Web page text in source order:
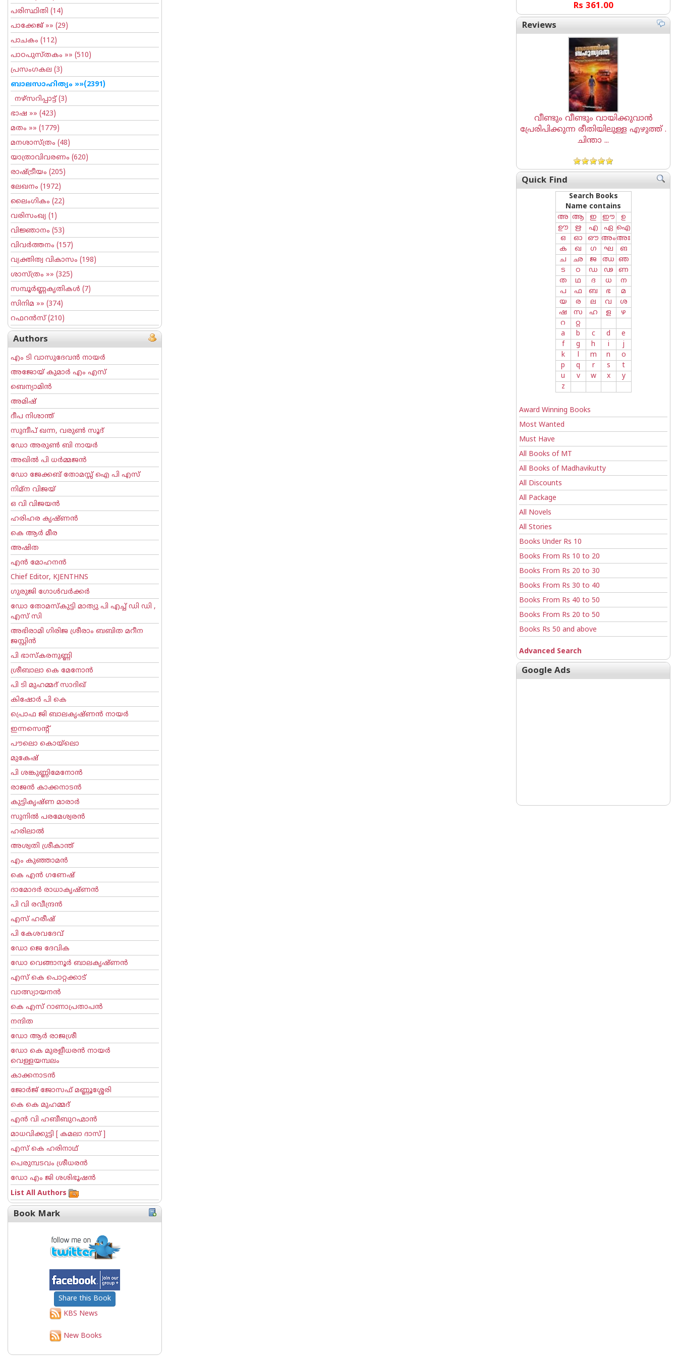
പരിസ്ഥിതി (14)
പാക്കേജ് »» (29)
പാചകം (112)
പാഠപുസ്തകം »» (510)
പ്രസംഗകല (3)
ബാലസാഹിത്യം »»(2391)
നഴ്സറിപ്പാട്ട്(3)
ഭാഷ »» (423)
മതം »» (1779)
മനശാസ്ത്രം (48)
യാത്രാവിവരണം (620)
രാഷ്ട്രീയം (205)
ലേഖനം (1972)
ലൈംഗികം (22)
വരിസംഖ്യ (1)
വിജ്ഞാനം (53)
വിവര്‍ത്തനം (157)
വ്യക്തിത്വ വികാസം (198)
ശാസ്ത്രം »» (325)
സമ്പൂര്‍ണ്ണകൃതികള്‍ (7)
സിനിമ »» (374)
റഫറന്‍സ്(210)
Authors
എം ടി വാസുദേവന്‍ നായര്‍
അജോയ് കുമാര്‍ എം എസ്
ബെന്യാമിന്‍
അമിഷ്
ദീപ നിശാന്ത്
സുന്ദീപ് ഖന്ന, വരുൺ സൂദ്
ഡോ അരുണ്‍ ബി നായര്‍
അഖില്‍ പി ധര്‍മ്മജന്‍
ഡോ ജേക്കബ് തോമസ്സ് ഐ പി എസ്
നിമ്ന വിജയ്
ഒ വി വിജയന്‍
ഹരിഹര കൃഷ്ണൻ
കെ ആര്‍ മീര
അഷിത
എന്‍ മോഹനന്‍
Chief Editor, KJENTHNS
ഗുരുജി ഗോള്‍‌വര്‍ക്കര്‍
ഡോ തോമസ്കുട്ടി മാത്യു പി എച്ച് ഡി ഡി ,
എസ് സി
അഭിരാമി ഗിരിജ ശ്രീരാം ബബിത മറീന
ജസ്റ്റിന്‍
പി ഭാസ്കരനുണ്ണി
ശ്രീബാലാ കെ മേനോന്‍
പി ടി മുഹമ്മദ് സാദിഖ്‌
കിഷോർ പി കെ
പ്രൊഫ ജി ബാലകൃഷ്ണന്‍ നായര്‍
ഇന്നസെന്റ്‌
പൗലൊ കൊയ്ലൊ
മുകേഷ്
പി ശങ്കുണ്ണിമേനോന്‍
രാജന്‍ കാക്കനാടന്‍
കുട്ടികൃഷ്ണ മാരാര്‍
സുനില്‍ പരമേശ്വരന്‍
ഹരിലാല്‍
അശ്വതി ശ്രീകാന്ത്
എം കുഞ്ഞാമന്‍
കെ എന്‍ ഗണേഷ്
ദാമോദർ രാധാകൃഷ്ണൻ
പി വി രവീന്ദ്രന്‍
എസ് ഹരീഷ്
പി കേശവദേവ്‌
ഡോ ജെ ദേവിക
ഡോ വെങ്ങാനൂര്‍ ബാലകൃഷ്ണന്‍
എസ്‌ കെ പൊറ്റക്കാട്‌
വാത്സ്യായനന്‍
കെ എസ് റാണാപ്രതാപന്‍
നന്ദിത
ഡോ ആര്‍ രാജശ്രീ
ഡോ കെ മുരളീധരന്‍ നായര്‍
വെള്ളയമ്പലം
കാക്കനാടന്‍
ജോര്‍ജ് ജോസഫ് മണ്ണൂശ്ശേരി
കെ കെ മുഹമ്മദ്
എന്‍ വി ഹബീബുറഹ്മാന്‍
മാധവിക്കുട്ടി [ കമലാ ദാസ് ]
എസ് കെ ഹരിനാഥ്
പെരുമ്പടവം ശ്രീധര‌ന്‍
ഡോ എം ജി ശശിഭൂഷന്‍
List All Authors
Book Mark
Share this Book
KBS News
New Books
Rs 361.00
Reviews
വീണ്ടും വീണ്ടും വായിക്കുവാൻ
പ്രേരിപിക്കുന്ന രീതിയിലുള്ള എഴുത്ത് .
ചിന്താ ...
Quick Find
Search Books
Name contains
അ ആ ഇ ഈ
ഉ
ഊ
ഋ എ ഏ ഐ
ഒ
ഓ ഔ അംഅഃ
ക
ഖ ഗ ഘ
ങ
ച
ഛ ജ ഝ ഞ
ട
ഠ ഡ ഢ
ണ
ത
ഥ ദ ധ
ന
പ
ഫ ബ ഭ
മ
യ
ര ല വ
ശ
ഷ
സ ഹ ള
ഴ
റ
റ്റ
a
b c d
e
f
g h i
j
k
l m n
o
p
q r s
t
u
v w x
y
z
Award Winning Books
Most Wanted
Must Have
All Books of MT
All Books of Madhavikutty
All Discounts
All Package
All Novels
All Stories
Books Under Rs 10
Books From Rs 10 to 20
Books From Rs 20 to 30
Books From Rs 30 to 40
Books From Rs 40 to 50
Books From Rs 20 to 50
Books Rs 50 and above
Advanced Search
Google Ads